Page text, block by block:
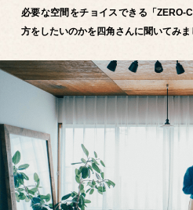
必要な空間をチョイスできる「ZERO-
方をしたいのかを四角さんに聞いてみま